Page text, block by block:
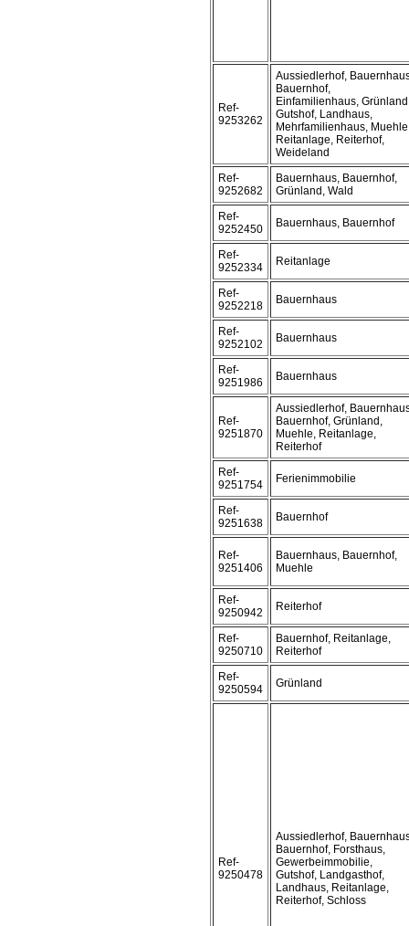
Ref-
9253262
Aussiedlerhof,
Bauernhof,
Einfamilienhaus,
Gutshof, Landhaus,
Mehrfamilienhaus,
Reitanlage, Reiterhof,
Weideland
Ref-
9252682
Bauernhaus, Bauernhof,
Grünland, Wald
Ref-
9252450
Bauernhaus, Bauernhof
Ref-
9252334
Reitanlage
Ref-
9252218
Bauernhaus
Ref-
9252102
Bauernhaus
Ref-
9251986
Bauernhaus
Ref-
9251870
Aussiedlerhof,
Bauernhof, Grünland,
Muehle, Reitanlage,
Reiterhof
Ref-
9251754
Ferienimmobilie
Ref-
9251638
Bauernhof
Ref-
9251406
Bauernhaus, Bauernhof,
Muehle
Ref-
9250942
Reiterhof
Ref-
9250710
Bauernhof, Reitanlage,
Reiterhof
Ref-
9250594
Grünland
Ref-
9250478
Aussiedlerhof,
Bauernhof, Forsthaus,
Gewerbeimmobilie,
Gutshof, Landgasthof,
Landhaus, Reitanlage,
Reiterhof, Schloss